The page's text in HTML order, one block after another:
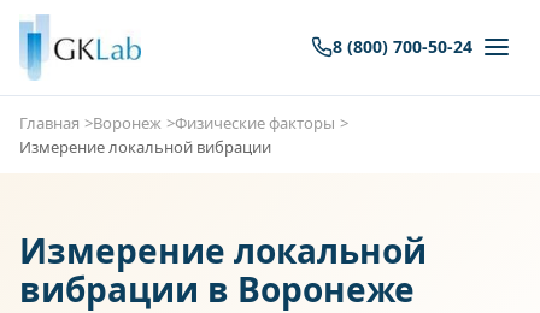
8 (800) 700-50-24
Главная Воронеж
Физические факторы
Измерение локальной вибрации
Измерение локальной
вибрации в Воронеже